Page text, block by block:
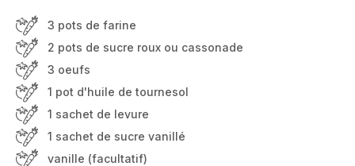
3 pots de farine
2 pots de sucre roux ou cassonade
3 oeufs
1 pot d'huile de tournesol
1 sachet de levure
1 sachet de sucre vanillé
vanille (facultatif)